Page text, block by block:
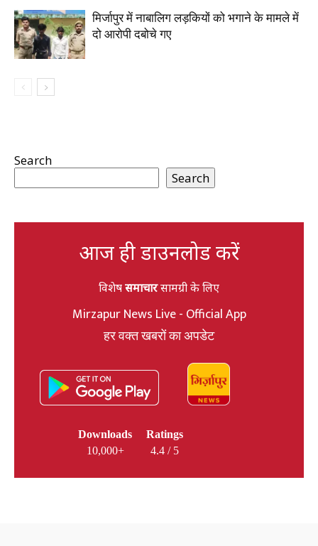
मिर्जापुर में नाबालिग लड़कियों को भगाने के मामले में
दो आरोपी दबोचे गए
Search
Search
आज ही डाउनलोड करें
विशेषसमाचारसामग्री के लिए
Mirzapur News Live - Official App
हर वक्त खबरों का अपडेट
Downloads
10,000+
Ratings
4.4 / 5